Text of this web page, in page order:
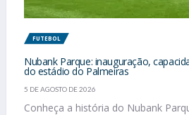
FUTEBOL
Nubank Parque: inauguração,
do estádio do Palmeiras
5 DE AGOSTO DE 2026
Conheça a história do Nubank